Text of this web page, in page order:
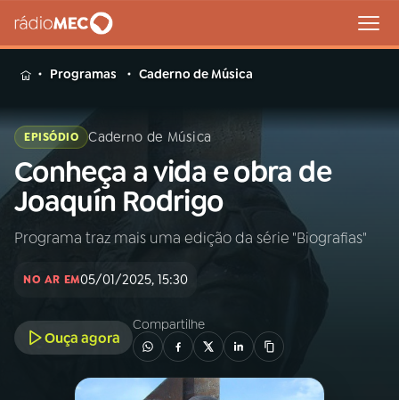
MENU
Buscar
na
Rádio
MEC
Buscar
01INÍCIO
A RÁDIO
Programas Caderno de Música
EPISÓDIO Caderno de Música
Conheça a vida e obra de
Joaquín Rodrigo
Programa traz mais uma edição da série "Biografias"
NO AR EM05/01/2025, 15:30
Ouça agora
Compartilhe